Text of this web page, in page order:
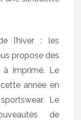
l’hiver : les
propose des
imprimé. Le
année en
Le
de